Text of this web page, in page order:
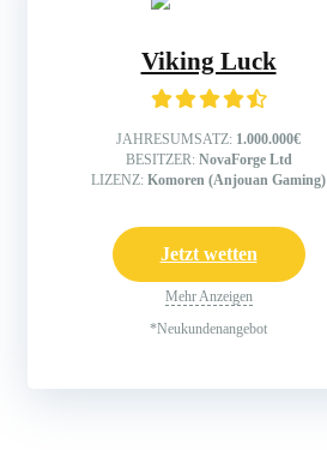
Viking Luck
JAHRESUMSATZ: 1.000.000€
BESITZER: NovaForge Ltd
LIZENZ: Komoren (Anjouan Gaming)
Jetzt wetten
Mehr Anzeigen
*Neukundenangebot